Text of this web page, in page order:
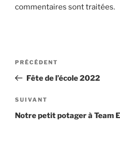
commentaires sont traitées.
Navigation
l’article
Article
précédent
PRÉCÉDENT
Fête de l’école 2022
Article
suivant
SUIVANT
Notre petit potager à Team